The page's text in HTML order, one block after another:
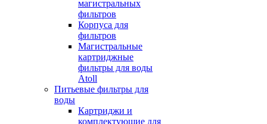
магистральных
фильтров
Корпуса для
фильтров
Магистральные
картриджные
фильтры для воды
Atoll
Питьевые фильтры для
воды
Картриджи и
комплектующие для